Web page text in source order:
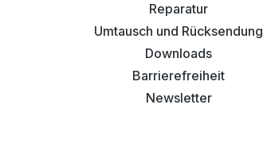
Reparatur
Umtausch und Rücksendung
Downloads
Barrierefreiheit
Newsletter